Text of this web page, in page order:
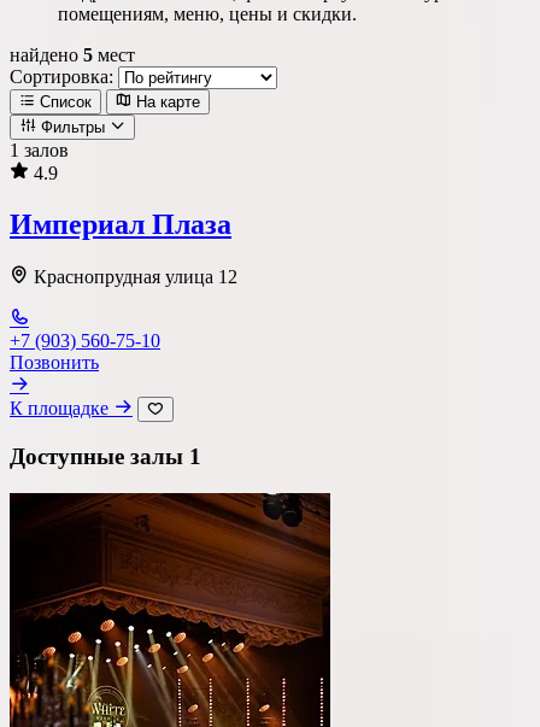
помещениям, меню, цены и скидки.
найдено 5 мест
Сортировка:
Список
На карте
Фильтры
Локация
Метро Район Округ
Тип площадки
Ресторан
Банкетный зал
Вместимость
до 150 чел
1 залов
4.9
Империал Плаза
Краснопрудная улица 12
+7 (903) 560-75-10
Позвонить
К площадке
Доступные залы 1